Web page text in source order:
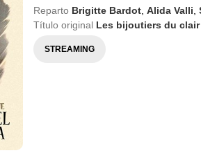
Reparto Brigitte Bardot Alida Valli
Título original Les bijoutiers du
STREAMING